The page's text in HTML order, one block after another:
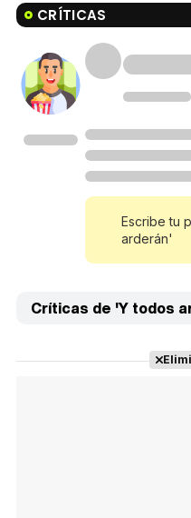
CRÍTICAS
Escribe tu
arderán'
Críticas de 'Y todos